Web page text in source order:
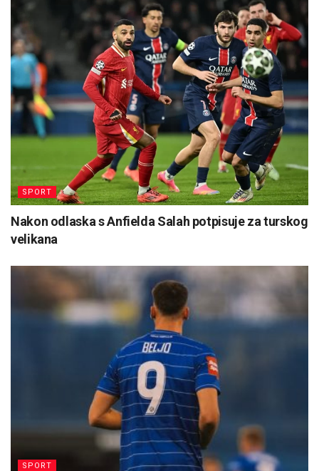
SPORT
Nakon odlaska s Anfielda Salah potpisuje za turskog
velikana
SPORT